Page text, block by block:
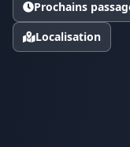
Prochains
Localisation